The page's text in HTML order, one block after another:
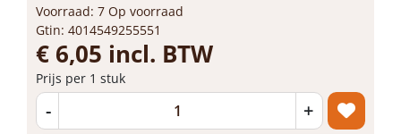
Voorraad: 7 Op voorraad
Gtin: 4014549255551
€ 6,05 incl. BTW
Prijs per 1 stuk
- +